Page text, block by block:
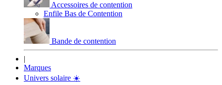
Accessoires de contention
Enfile Bas de Contention
Bande de contention
|
Marques
Univers solaire ☀️